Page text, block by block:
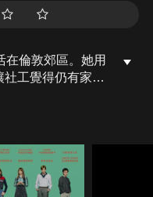
在倫敦郊區。她用
工覺得仍有家人
棄的傑森，要如
讓喬琪敞開心房…